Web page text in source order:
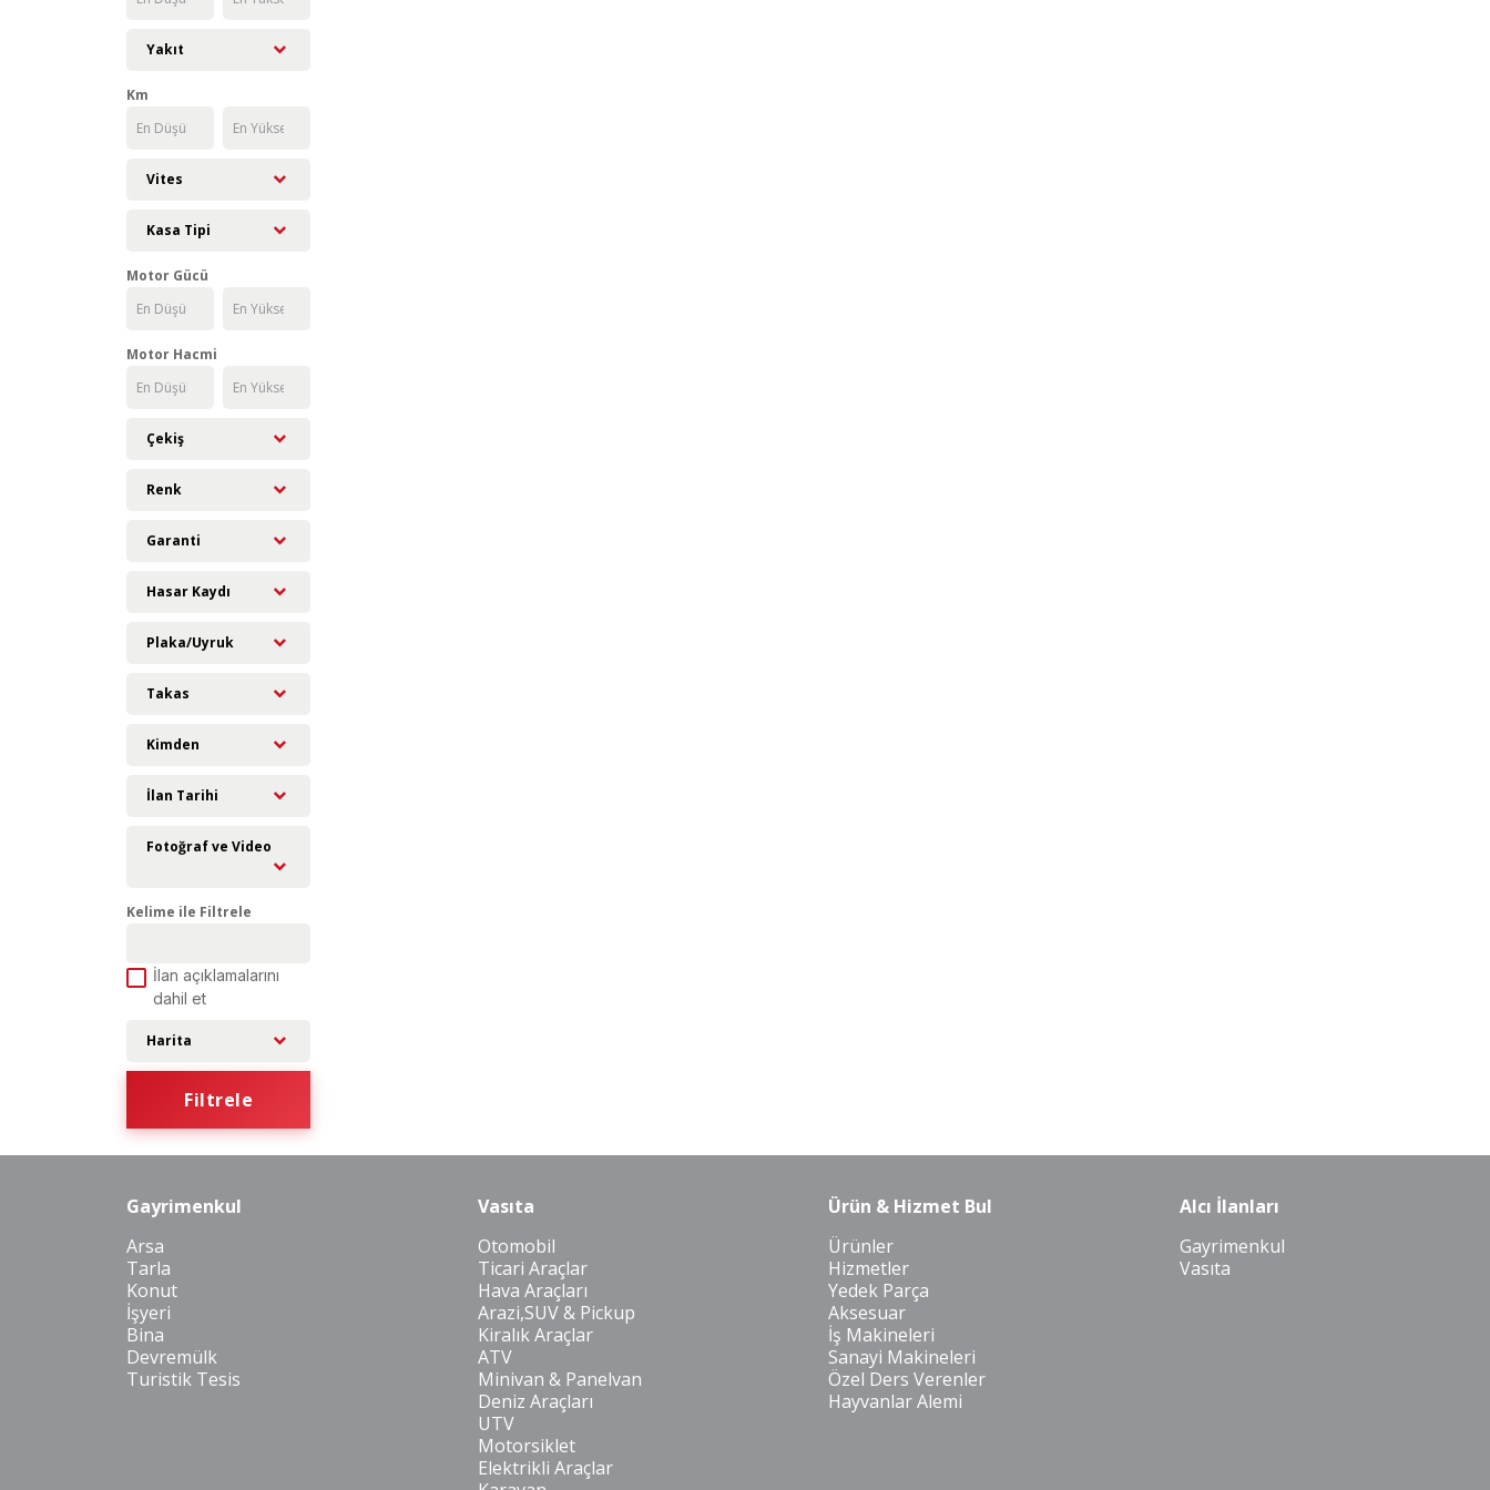
Yakıt
Km
Vites
Kasa Tipi
Motor Gücü
Motor Hacmi
Çekiş
Renk
Garanti
Hasar Kaydı
Plaka/Uyruk
Takas
Kimden
İlan Tarihi
Fotoğraf ve Video
Kelime ile Filtrele
İlan açıklamalarını
dahil et
Harita
Filtrele
Gayrimenkul
Arsa
Tarla
Konut
İşyeri
Bina
Devremülk
Turistik Tesis
Vasıta
Otomobil
Ticari Araçlar
Hava Araçları
Arazi,SUV & Pickup
Kiralık Araçlar
ATV
Minivan & Panelvan
Deniz Araçları
UTV
Motorsiklet
Elektrikli Araçlar
Ürün & Hizmet Bul
Ürünler
Hizmetler
Yedek Parça
Aksesuar
İş Makineleri
Sanayi Makineleri
Özel Ders Verenler
Hayvanlar Alemi
Alcı İlanları
Gayrimenkul
Vasıta